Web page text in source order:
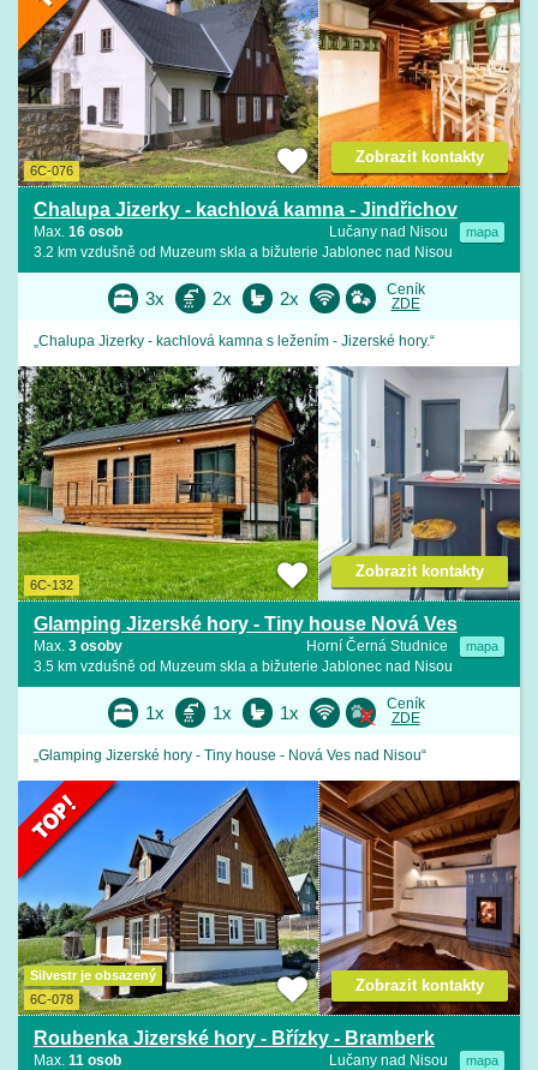
6C-076
Chalupa Jizerky - kachlová kamna - Jindřichov
Lučany nad Nisou mapa
Max. 16 osob
3.2 km vzdušně od Muzeum skla a bižuterie Jablonec nad Nisou
Zobrazit kontakty
3x 2x 2x
Ceník
ZDE
„Chalupa Jizerky - kachlová kamna s ležením - Jizerské hory.“
6C-132
Glamping Jizerské hory - Tiny house Nová Ves
Horní Černá Studnice mapa
Max. 3 osoby
3.5 km vzdušně od Muzeum skla a bižuterie Jablonec nad Nisou
Zobrazit kontakty
1x 1x 1x
Ceník
ZDE
„Glamping Jizerské hory - Tiny house - Nová Ves nad Nisou“
Silvestr je obsazený
6C-078
Roubenka Jizerské hory - Břízky - Bramberk
Lučany nad Nisou mapa
Max. 11 osob
Zobrazit kontakty